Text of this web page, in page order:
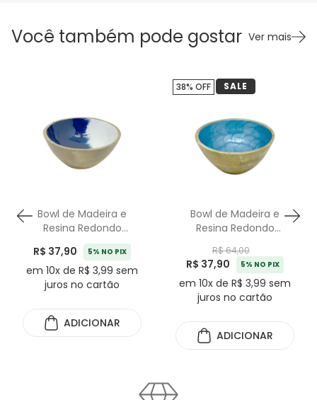
Você também pode gostar Ver mais
Bowl de Madeira e
Resina Redondo
Degrade - 15cm
R$ 37,90 5% NO PIX
em 10x de R$ 3,99 sem
juros no cartão
ADICIONAR
Bowl de Madeira e
Resina Redondo
R$ 64,00
R$ 37,90 5% NO PIX
em 10x de R$ 3,99 sem
juros no cartão
38% OFF SALE
ADICIONAR